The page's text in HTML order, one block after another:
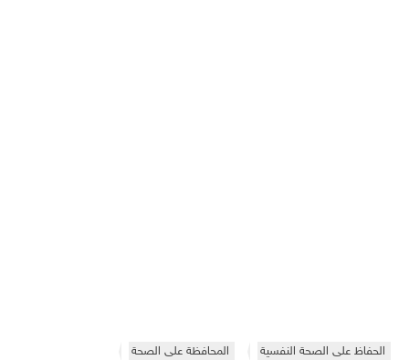
الحفاظ على الصحة النفسية
المحافظة على الصحة